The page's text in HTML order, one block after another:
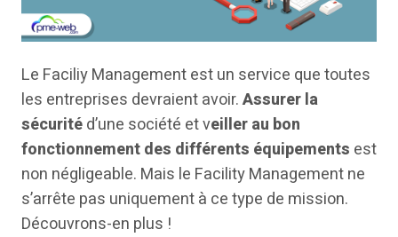
Le Faciliy Management est un service que toutes
les entreprises devraient avoir.Assurer la
sécuritéd’une société et veiller au bon
fonctionnement des différents équipements est
non négligeable. Mais le Facility Management ne
s’arrête pas uniquement à ce type de mission.
Découvrons-en plus !